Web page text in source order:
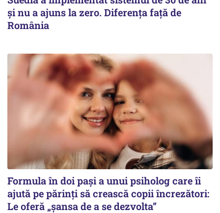
şi nu a ajuns la zero. Diferenţa faţă de
România
Formula în doi pași a unui psiholog care îi
ajută pe părinți să crească copii încrezători:
Le oferă „șansa de a se dezvolta”